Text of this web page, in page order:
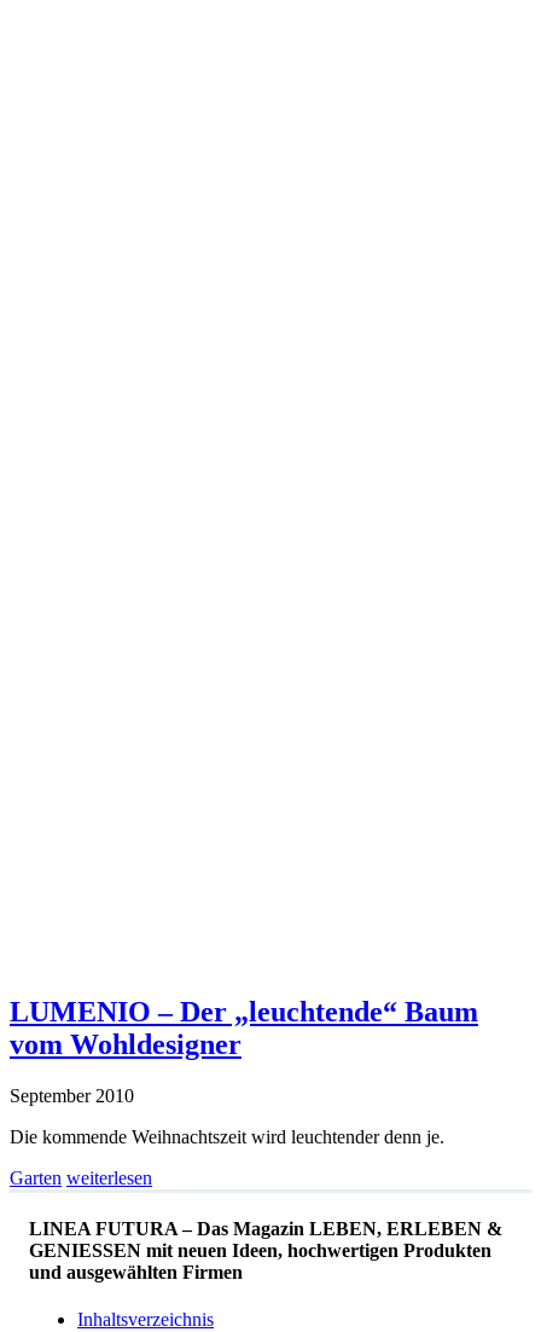
LUMENIO – Der „leuchtende“ Baum
vom Wohldesigner
September 2010
Die kommende Weihnachtszeit wird leuchtender denn je.
Garten weiterlesen
LINEA FUTURA – Das Magazin LEBEN, ERLEBEN &
GENIESSEN mit neuen Ideen, hochwertigen Produkten
und ausgewählten Firmen
Inhaltsverzeichnis